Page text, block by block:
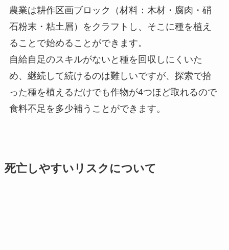
農業は耕作区画ブロック（材料：木材・腐肉・硝
石粉末・粘土層）をクラフトし、そこに種を植え
る ことで始めることができます。
自給自足のスキルがないと種を回収しにくいた
め、継続して続けるのは難しいですが、探索で拾
った種を植えるだけでも作物が4つほど取れるので
食料不足を多少補うことができます。
死亡しやすいリスクについて